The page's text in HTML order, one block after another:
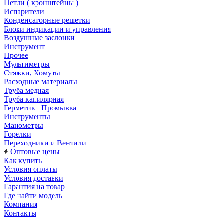
Петли ( кронштейны )
Испарители
Конденсаторные решетки
Блоки индикации и управления
Воздушные заслонки
Инструмент
Прочее
Мультиметры
Стяжки, Хомуты
Расходные материалы
Труба медная
Труба капилярная
Герметик - Промывка
Инструменты
Манометры
Горелки
Переходники и Вентили
Оптовые цены
Как купить
Условия оплаты
Условия доставки
Гарантия на товар
Где найти модель
Компания
Контакты